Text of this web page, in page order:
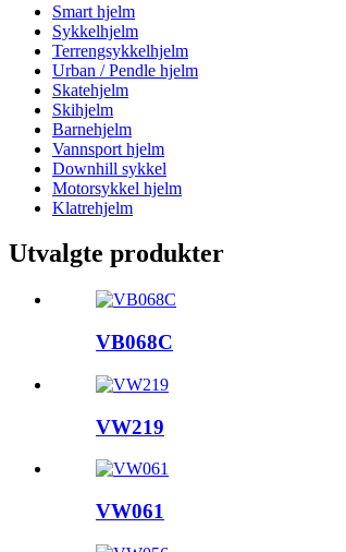
Smart hjelm
Sykkelhjelm
Terrengsykkelhjelm
Urban / Pendle hjelm
Skatehjelm
Skihjelm
Barnehjelm
Vannsport hjelm
Downhill sykkel
Motorsykkel hjelm
Klatrehjelm
Utvalgte produkter
VB068C
VW219
VW061